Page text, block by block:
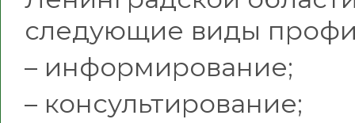
следующие виды
– информирование;
– консультирование;